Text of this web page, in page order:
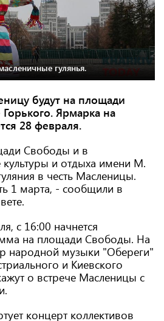
гулянья.
будут на площади
Ярмарка на
28 февраля.
Свободы и в
и отдыха имени М.
в честь Масленицы.
1 марта, - сообщили в
с 16:00 начнется
на площади Свободы. На
народной музыки "Обереги"
и Киевского
о встрече Масленицы с
концерт коллективов